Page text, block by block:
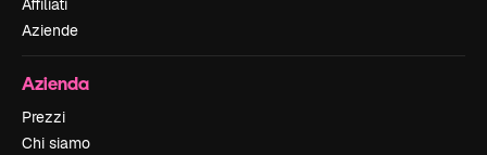
Affiliati
Aziende
Azienda
Prezzi
Chi siamo